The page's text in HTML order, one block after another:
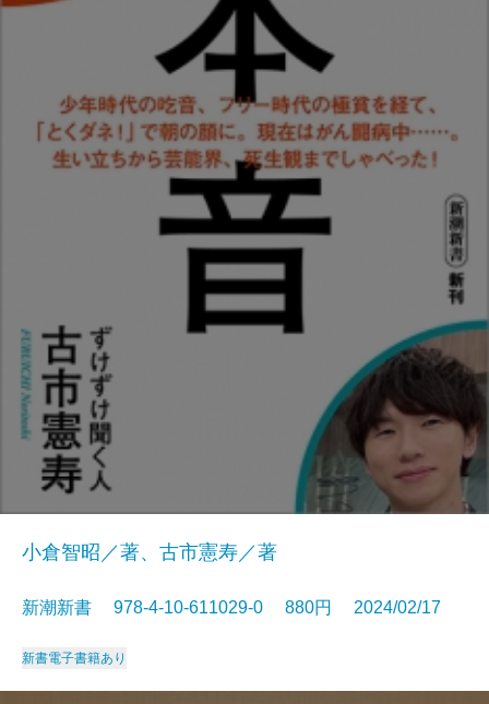
小倉智昭／著、古市憲寿／著
新潮新書 978-4-10-611029-0 880円 2024/02/17
新書電子書籍あり